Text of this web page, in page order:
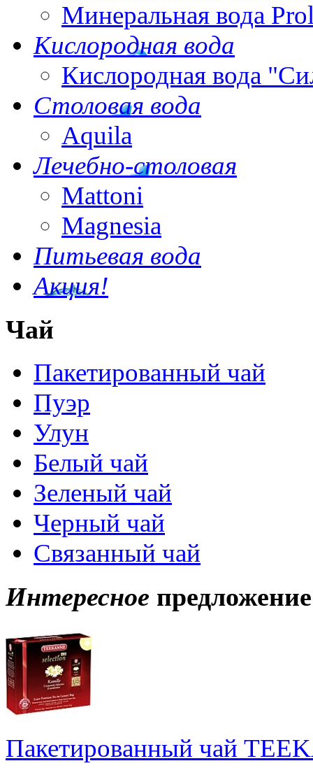
Минеральная вода
Кислородная вода
Кислородная вода
Столовая вода
Aquila
Лечебно-столовая
Mattoni
Magnesia
Питьевая вода
Акция!
Чай
Пакетированный чай
Пуэр
Улун
Белый чай
Зеленый чай
Черный чай
Связанный чай
Интересное предложение
Пакетированный чай